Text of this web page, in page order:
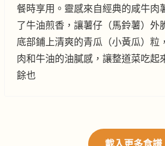
餐時享用。靈感來自經典的咸牛肉
了牛油煎香，讓薯仔（馬鈴薯）外
底部鋪上清爽的青瓜（小黃瓜）粒
肉和牛油的油膩感，讓整道菜吃起
餘也